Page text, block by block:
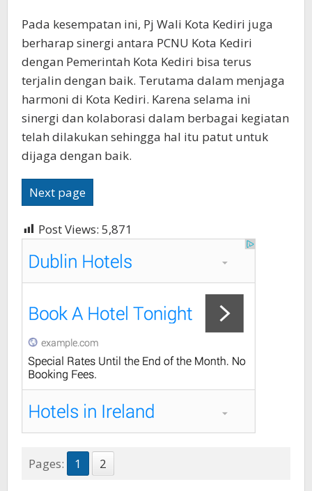
Pada kesempatan ini, Pj Wali Kota Kediri juga
berharap sinergi antara PCNU Kota Kediri
dengan Pemerintah Kota Kediri bisa terus
terjalin dengan baik. Terutama dalam menjaga
harmoni di Kota Kediri. Karena selama ini
sinergi dan kolaborasi dalam berbagai kegiatan
telah dilakukan sehingga hal itu patut untuk
dijaga dengan baik.
Next page
Post Views: 5,871
Pages: 1 2